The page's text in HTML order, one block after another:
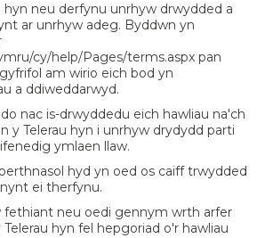
hyn neu derfynu unrhyw drwydded a
ar unrhyw adeg. Byddwn yn
cy/help/Pages/terms.aspx pan
am wirio eich bod yn
a ddiweddarwyd.
nac is-drwyddedu eich hawliau na'ch
y Telerau hyn i unrhyw drydydd parti
ymlaen llaw.
hyd yn oed os caiff trwydded
ei therfynu.
fethiant neu oedi gennym wrth arfer
hyn fel hepgoriad o'r hawliau